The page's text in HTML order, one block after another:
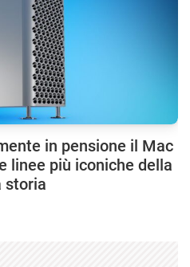
in pensione il Mac
linee più iconiche della
storia